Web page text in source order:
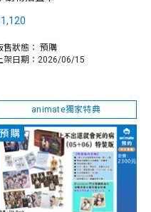
售狀態： 預購
上架日期：2026/06/15
animate獨家特典